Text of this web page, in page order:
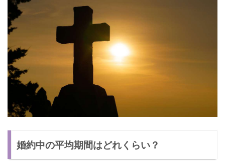
婚約中の平均期間はどれくらい？